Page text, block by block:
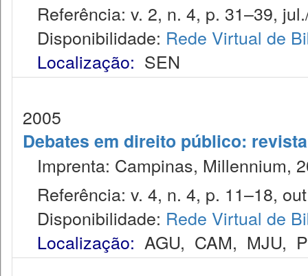
Referência: v. 2, n. 4, p. 31–39,
Disponibilidade: Rede Virtual de
Localização: SEN
2005
Debates em direito público:
Imprenta: Campinas, Millennium,
Referência: v. 4, n. 4, p. 11–18,
Disponibilidade: Rede Virtual de
Localização: AGU, CAM, MJU,